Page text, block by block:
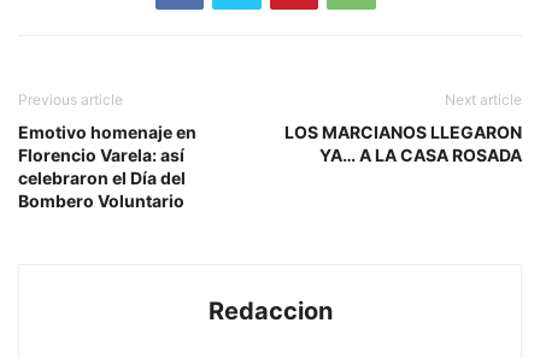
Previous article
Emotivo homenaje en
Florencio Varela: así
celebraron el Día del
Bombero Voluntario
Next article
LOS MARCIANOS LLEGARON
YA… A LA CASA ROSADA
Redaccion